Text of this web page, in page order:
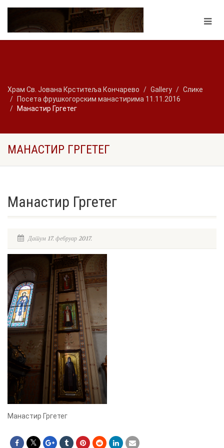
Храм Св. Јована Крститеља Кончарево Gallery
Слике
Посета фрушкогорским манастирима 11.11.2016
Манастир Гргетег
МАНАСТИР ГРГЕТЕГ
Манастир Гргетег
Датум 17. фебруар 2017.
Манастир Гргетег